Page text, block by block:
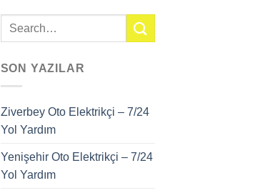
SON YAZILAR
Ziverbey Oto Elektrikçi – 7/24
Yol Yardım
Yenişehir Oto Elektrikçi – 7/24
Yol Yardım